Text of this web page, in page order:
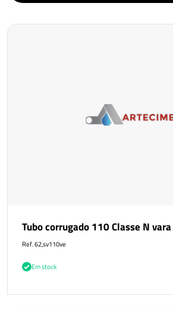
Tubo corrugado 110 Classe N
Ref. 62,sv110ve
Em stock